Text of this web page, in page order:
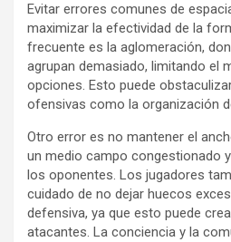
Evitar errores comunes de
maximizar la efectividad de la
frecuente es la aglomeración,
agrupan demasiado, limitando el
opciones. Esto puede
ofensivas como la organización
Otro error es no mantener el
un medio campo congestionado
los oponentes. Los jugadores
cuidado de no dejar huecos
defensiva, ya que esto puede
atacantes. La conciencia y la